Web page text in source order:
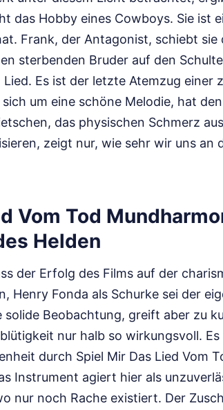
das Hobby eines Cowboys. Sie ist
Frank, der Antagonist, schiebt sie
sterbenden Bruder auf den
Es ist der letzte Atemzug einer
um eine schöne Melodie, hat
das physischen Schmerz
zeigt nur, wie sehr wir uns an
Vom Tod
Helden
der Erfolg des Films auf der
Henry Fonda als Schurke sei der
solide Beobachtung, greift aber zu
nur halb so wirkungsvoll.
durch Spiel Mir Das Lied Vom
Instrument agiert hier als
nur noch Rache existiert. Der